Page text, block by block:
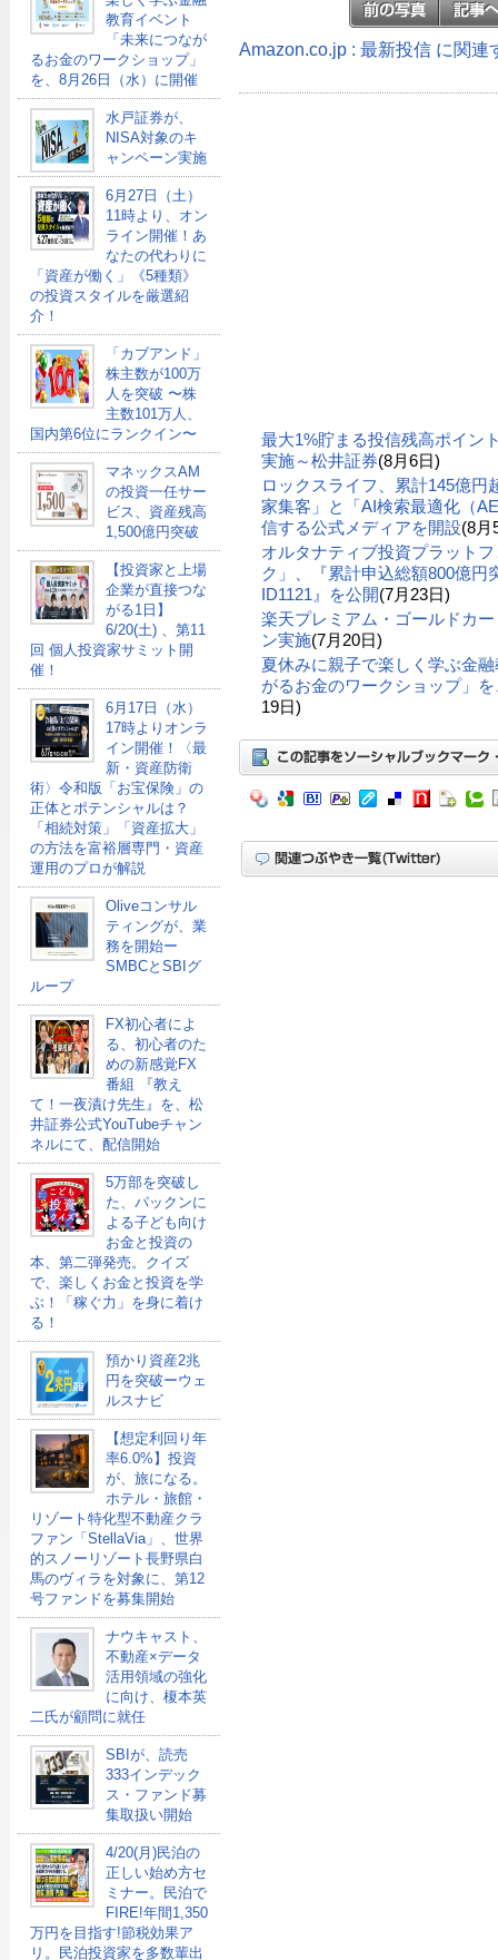
教育イベント
「未来につなが
るお金のワークショップ」
を、8月26日（水）に開催
水戸証券が、
NISA対象のキ
ャンペーン実施
6月27日（土）
11時より、オン
ライン開催！あ
なたの代わりに
「資産が働く」《5種類》
の投資スタイルを厳選紹
介！
「カブアンド」
株主数が100万
人を突破 〜株
主数101万人、
国内第6位にランクイン〜
マネックスAM
の投資一任サー
ビス、資産残高
1,500億円突破
【投資家と上場
企業が直接つな
がる1日】
6/20(土) 、第11
回 個人投資家サミット開
催！
6月17日（水）
17時よりオンラ
イン開催！〈最
新・資産防衛
術〉令和版「お宝保険」の
正体とポテンシャルは？
「相続対策」「資産拡大」
の方法を富裕層専門・資産
運用のプロが解説
Oliveコンサル
ティングが、業
務を開始ー
SMBCとSBIグ
ループ
FX初心者によ
る、初心者のた
めの新感覚FX
番組 『教え
て！一夜漬け先生』を、松
井証券公式YouTubeチャン
ネルにて、配信開始
5万部を突破し
た、パックンに
よる子ども向け
お金と投資の
本、第二弾発売。クイズ
で、楽しくお金と投資を学
ぶ！「稼ぐ力」を身に着け
る！
預かり資産2兆
円を突破ーウェ
ルスナビ
【想定利回り年
率6.0%】投資
が、旅になる。
ホテル・旅館・
リゾート特化型不動産クラ
ファン「StellaVia」、世界
的スノーリゾート長野県白
馬のヴィラを対象に、第12
号ファンドを募集開始
ナウキャスト、
不動産×データ
活用領域の強化
に向け、榎本英
二氏が顧問に就任
SBIが、読売
333インデック
ス・ファンド募
集取扱い開始
4/20(月)民泊の
正しい始め方セ
ミナー。民泊で
FIRE!年間1,350
万円を目指す!節税効果ア
リ。民泊投資家を多数輩出
Amazon.co.jp : 最新投信 に関連
最大1%貯まる投信残高ポイン
実施～松井証券(8月6日)
ロックスライフ、累計145億円
家集客」と「AI検索最適化（
信する公式メディアを開設(8月
オルタナティブ投資プラット
ク」、『累計申込総額800億円
ID1121』を公開(7月23日)
楽天プレミアム・ゴールドカ
ン実施(7月20日)
夏休みに親子で楽しく学ぶ金
がるお金のワークショップ」
19日)